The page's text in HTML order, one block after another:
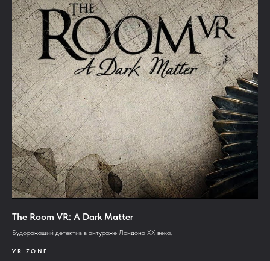
The Room VR: A Dark Matter
Будоражащий детектив в антураже Лондона XX века.
VR ZONE